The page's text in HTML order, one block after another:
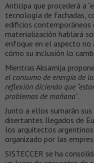
Anticipa que procederá a
tecnología de fachadas,
edificios contemporáneos
materialización hablará
enfoque en el aspecto no
cómo su inclusión lo
Mientras Aksamija
el consumo de energía de
reflexión diciendo que
problemas de mañana”.
Junto a ellos sumarán
disertantes llegados de
los arquitectos
organizado por las
SISTECCER se ha